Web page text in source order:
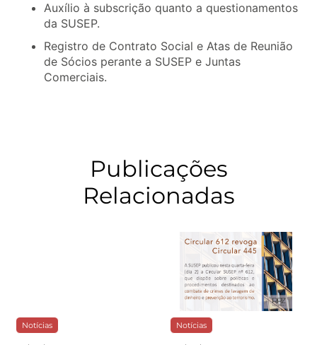
Auxílio à subscrição quanto a questionamentos
da SUSEP.
Registro de Contrato Social e Atas de Reunião
de Sócios perante a SUSEP e Juntas
Comerciais.
Publicações
Relacionadas
Notícias Notícias